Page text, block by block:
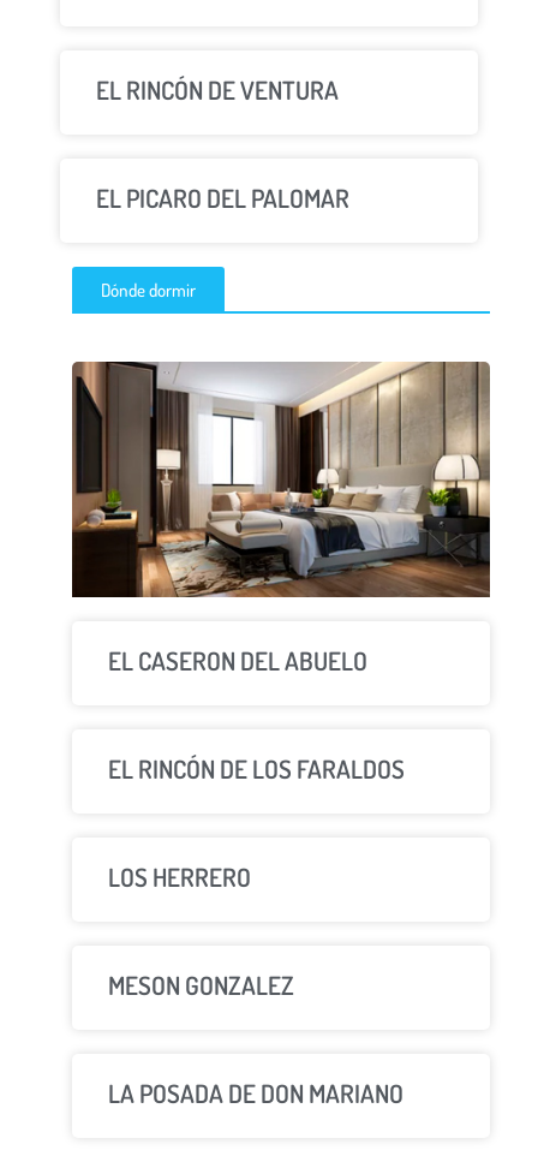
EL RINCÓN DE VENTURA
EL PICARO DEL PALOMAR
Dónde dormir
EL CASERON DEL ABUELO
EL RINCÓN DE LOS FARALDOS
LOS HERRERO
MESON GONZALEZ
LA POSADA DE DON MARIANO